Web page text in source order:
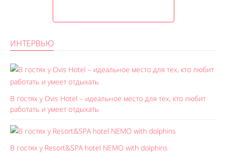
ИНТЕРВЬЮ
В гостях у Ovis Hotel – идеальное место для тех, кто любит
работать и умеет отдыхать
В гостях у Resort&SPA hotel NEMO with dolphins